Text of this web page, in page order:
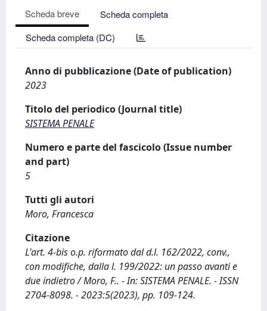
Scheda breve
Scheda completa
Scheda completa (DC)
Anno di pubblicazione (Date of publication)
2023
Titolo del periodico (Journal title)
SISTEMA PENALE
Numero e parte del fascicolo (Issue number
and part)
5
Tutti gli autori
Moro, Francesca
Citazione
L'art. 4-bis o.p. riformato dal d.l. 162/2022, conv.,
con modifiche, dalla l. 199/2022: un passo avanti e
due indietro / Moro, F.. - In: SISTEMA PENALE. - ISSN
2704-8098. - 2023:5(2023), pp. 109-124.